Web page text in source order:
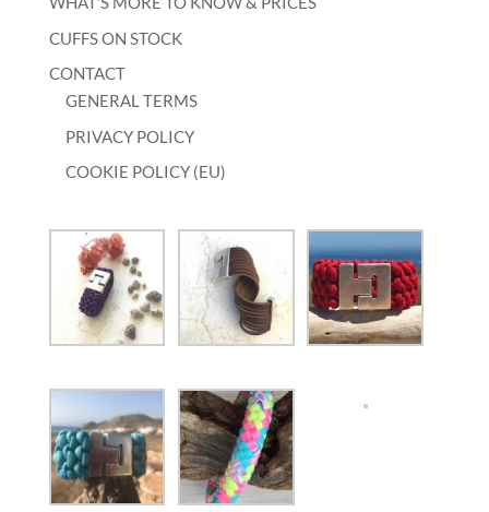
CUFFS ON STOCK
CONTACT
GENERAL TERMS
PRIVACY POLICY
COOKIE POLICY (EU)